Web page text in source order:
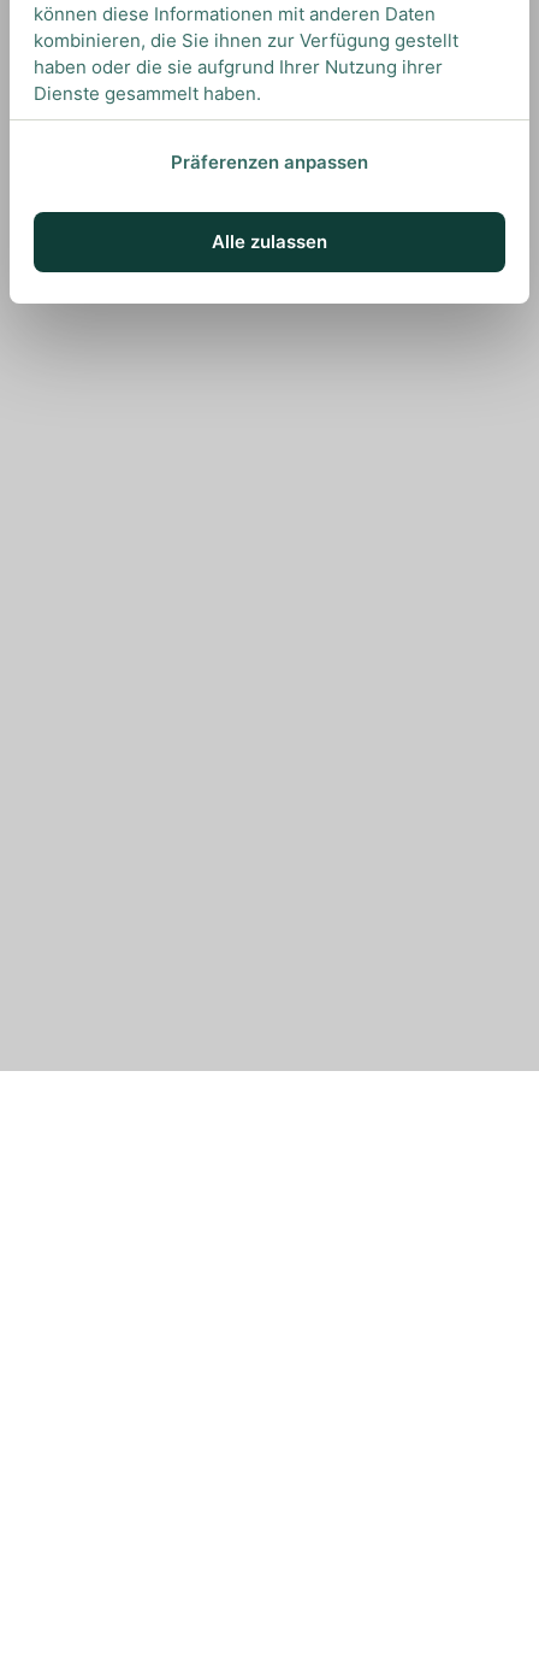
können diese Informationen mit anderen Daten
kombinieren, die Sie ihnen zur Verfügung gestellt
haben oder die sie aufgrund Ihrer Nutzung ihrer
Dienste gesammelt haben.
Präferenzen anpassen
Alle zulassen